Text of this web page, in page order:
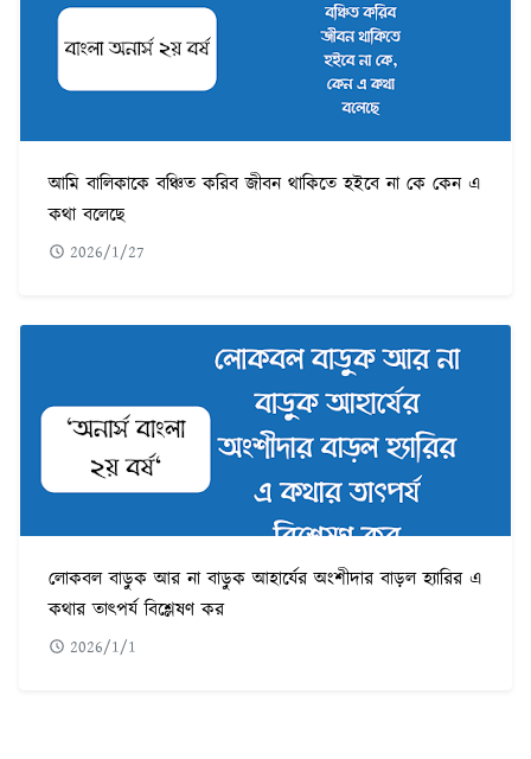
আমি বালিকাকে বঞ্চিত করিব জীবন থাকিতে হইবে না কে কেন এ
কথা বলেছে
2026/1/27
লোকবল বাড়ুক আর না বাড়ুক আহার্যের অংশীদার বাড়ল হ্যারির এ
কথার তাৎপর্য বিশ্লেষণ কর
2026/1/1